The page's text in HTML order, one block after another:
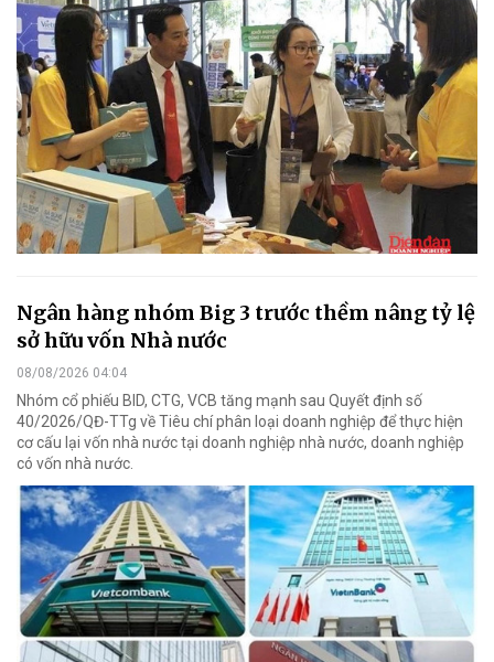
Ngân hàng nhóm Big 3 trước thềm nâng tỷ lệ
sở hữu vốn Nhà nước
08/08/2026 04:04
Nhóm cổ phiếu BID, CTG, VCB tăng mạnh sau Quyết định số
40/2026/QĐ-TTg về Tiêu chí phân loại doanh nghiệp để thực hiện
cơ cấu lại vốn nhà nước tại doanh nghiệp nhà nước, doanh nghiệp
có vốn nhà nước.